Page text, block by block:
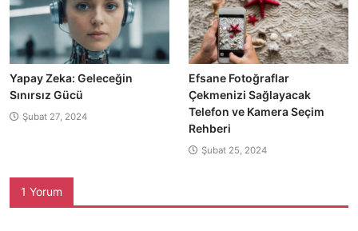
Yapay Zeka: Geleceğin
Sınırsız Gücü
Şubat 27, 2024
Efsane Fotoğraflar
Çekmenizi Sağlayacak
Telefon ve Kamera Seçim
Rehberi
Şubat 25, 2024
1 Yorum